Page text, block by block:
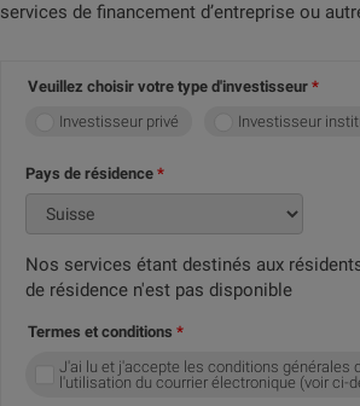
services de financement d’entreprise ou
Veuillez choisir votre type d'investisseur
Investisseur privé
Investisseur
Pays de résidence
Nos services étant destinés aux
de résidence n'est pas disponible
Termes et conditions
J'ai lu et j'accepte les conditions générales
l'utilisation du courrier électronique (voir